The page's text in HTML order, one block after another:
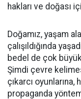
hakları ve doğası
Doğamız, yaşam
çalışıldığında
bedel de çok
Şimdi çevre
çıkarcı oyunlarına,
propaganda